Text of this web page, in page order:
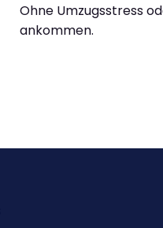
Ohne Umzugsstress
ankommen.